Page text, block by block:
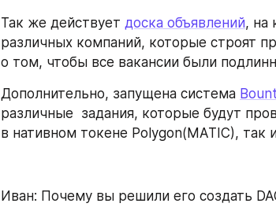
Так же действует доска объявлений, на
различных компаний, которые строят
о том, чтобы все вакансии были
Дополнительно, запущена система
различные  задания, которые будут
в нативном токене Polygon(MATIC), так
Иван: Почему вы решили его создать